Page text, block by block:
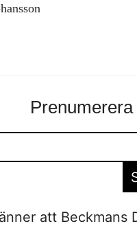
att Beckmans